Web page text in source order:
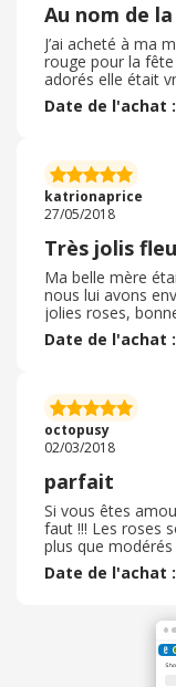
Au nom de
J’ai acheté à ma
rouge pour la
adorés elle était
bonne idées
belle fleurs
Date de l'achat
katrionaprice
27/05/2018
Très jolis
Ma belle mère
nous lui avons
jolies roses,
heure. On est
Date de l'achat
octopusy
02/03/2018
parfait
Si vous êtes
faut !!! Les roses
plus que
avec les bouquets
Date de l'achat